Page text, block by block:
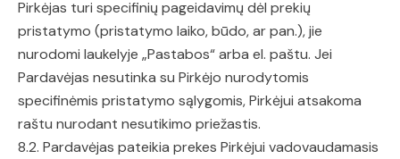
Pirkėjas turi specifinių pageidavimų dėl prekių
pristatymo (pristatymo laiko, būdo, ar pan.), jie
nurodomi laukelyje „Pastabos“ arba el. paštu. Jei
Pardavėjas nesutinka su Pirkėjo nurodytomis
specifinėmis pristatymo sąlygomis, Pirkėjui atsakoma
raštu nurodant nesutikimo priežastis.
8.2. Pardavėjas pateikia prekes Pirkėjui vadovaudamasis